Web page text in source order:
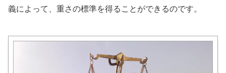
義によって、重さの標準を得ることができるのです。